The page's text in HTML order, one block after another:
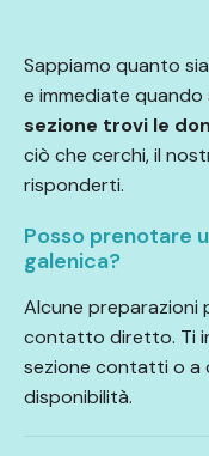
Sappiamo quanto
e immediate
sezione trovi le
ciò che cerchi, il
risponderti.
Posso prenotare
galenica?
Alcune preparazioni
contatto diretto. Ti
sezione contatti o a
disponibilità.